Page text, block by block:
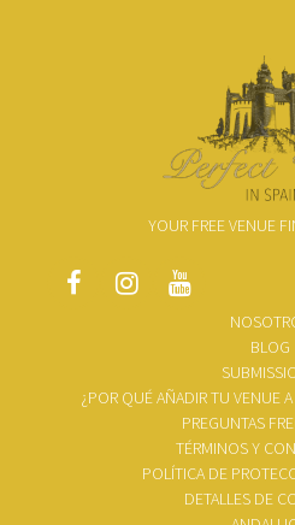
YOUR FREE VENUE
BLOG
¿POR QUÉ AÑADIR TU VENUE
PREGUNTAS
TÉRMINOS Y
POLÍTICA DE
DETALLES DE